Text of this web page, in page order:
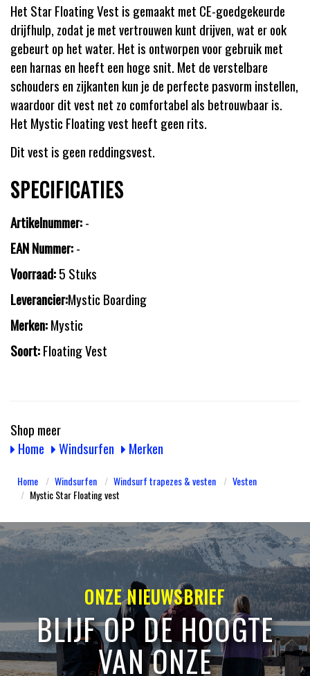
Het Star Floating Vest is gemaakt met CE-goedgekeurde
drijfhulp, zodat je met vertrouwen kunt drijven, wat er ook
gebeurt op het water. Het is ontworpen voor gebruik met
een harnas en heeft een hoge snit. Met de verstelbare
schouders en zijkanten kun je de perfecte pasvorm instellen,
waardoor dit vest net zo comfortabel als betrouwbaar is.
Het Mystic Floating vest heeft geen rits.
Dit vest is geen reddingsvest.
SPECIFICATIES
Artikelnummer:-
EAN Nummer:-
Voorraad:5 Stuks
Leverancier:Mystic Boarding
Merken:Mystic
Soort:Floating Vest
Shop meer
Home
Windsurfen Merken
Home Windsurfen Windsurf trapezes & vesten
Vesten
Mystic Star Floating vest
ONZE NIEUWSBRIEF
BLIJF OP DE HOOGTE
VAN ONZE